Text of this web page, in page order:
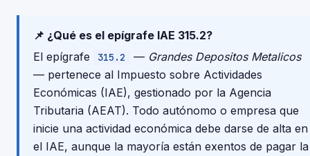
📌 ¿Qué es el epígrafe IAE 315.2?
El epígrafe
315.2 — Grandes Depositos Metalicos
— pertenece al Impuesto sobre Actividades
Económicas (IAE), gestionado por la Agencia
Tributaria (AEAT). Todo autónomo o empresa que
inicie una actividad económica debe darse de alta en
el IAE, aunque la mayoría están exentos de pagar la